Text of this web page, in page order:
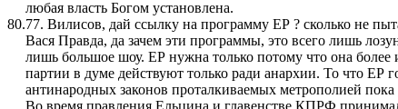
любая власть Богом установлена.
80.77. Вилисов, дай ссылку на программу ЕР ? сколько не
Вася Правда, да зачем эти программы, это всего лишь
лишь большое шоу. ЕР нужна только потому что она
партии в думе действуют только ради анархии. То что ЕР
антинародных законов проталкиваемых метрополией пока
Во время правления Ельцина и главенстве КПРФ